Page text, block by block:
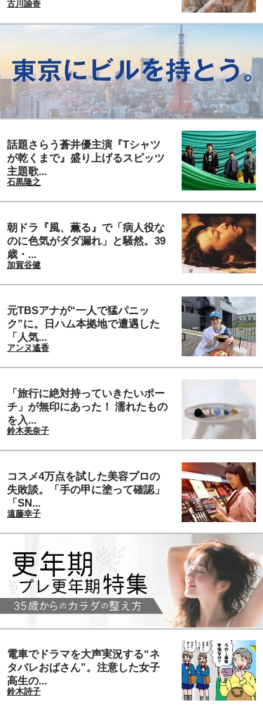
古川諭香
話題さらう蒼井優主演『Tシャツ
が乾くまで』盛り上げるスピッツ
主題歌...
石黒隆之
朝ドラ『風、薫る』で「病人役な
のに色気がダダ漏れ」と騒然。39
歳・...
加賀谷健
元TBSアナが“一人で猛パニッ
ク”に。日ハム本拠地で遭遇した
「人気...
アンヌ遙香
「旅行に絶対持っていきたいポー
チ」が無印にあった！ 濡れたもの
を入...
鈴木美奈子
コスメ4万点を試した美容プロの
失敗談。「手の甲に塗って確認」
「SN...
遠藤幸子
電車でドラマを大声実況する“ネ
タバレおばさん”。注意した女子
高生の...
鈴木詩子